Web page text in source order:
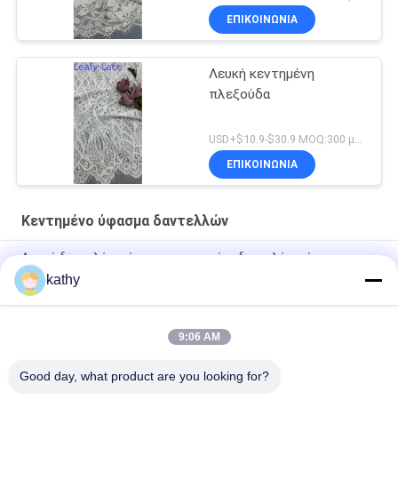
ΕΠΙΚΟΙΝΩΝΙΑ
Λευκή κεντημένη
πλεξούδα
ΕΠΙΚΟΙΝΩΝΙΑ
Κεντημένο ύφασμα δαντελλών
Λευκό δαντελένιο ύφασμα κεντημένο δαντελένιο ύφασμα
Προσαρμοσμένο σχέδιο
Υφασμα Δαντέλας Κεντημένο Πολυτελείας Καλής Ποιότητας
kathy
9:06 AM
Good day, what product are you looking for?